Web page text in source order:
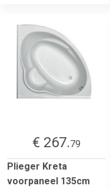
€ 267.79
Plieger Kreta
voorpaneel 135cm